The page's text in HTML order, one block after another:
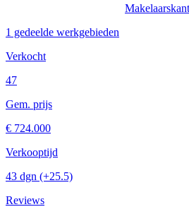
1 gedeelde werkgebieden
Verkocht
47
Gem. prijs
€ 724.000
Verkooptijd
43 dgn (+25.5)
Reviews